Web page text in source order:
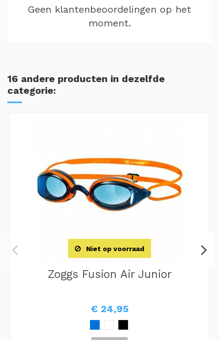
Geen klantenbeoordelingen op het
moment.
16 andere producten in dezelfde
categorie:
Niet op voorraad
Zoggs Fusion Air Junior
€ 24,95